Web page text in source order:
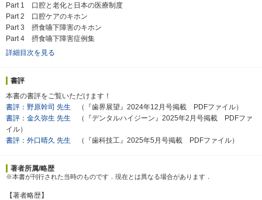
Part 1 口腔と老化と日本の医療制度
Part 2 口腔ケアのキホン
Part 3 摂食嚥下障害のキホン
Part 4 摂食嚥下障害症例集
詳細目次を見る
書評
本書の書評をご覧いただけます！
書評：野原幹司 先生 （『歯界展望』2024年12月号掲載 PDFファイル）
書評：金久弥生 先生 （『デンタルハイジーン』2025年2月号掲載 PDFファ
イル）
書評：外口晴久 先生 （『歯科技工』2025年5月号掲載 PDFファイル）
著者所属/略歴
※本書が刊行された当時のものです．現在とは異なる場合があります．
【著者略歴】